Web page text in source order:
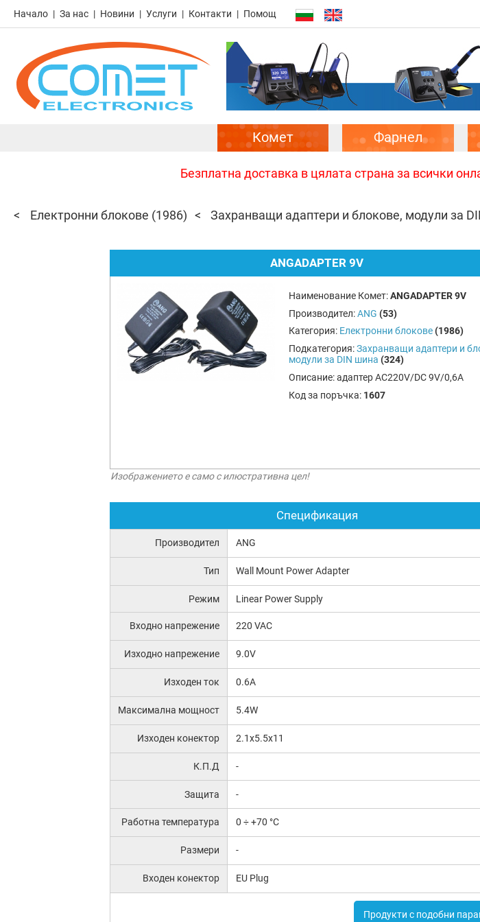
Начало За нас Новини Услуги Контакти Помощ
Комет Фарнел
Безплатна доставка в цялата страна за всички
Електронни блокове (1986) Захранващи адаптери и блокове, модули за
ANGADAPTER 9V
Наименование Комет:ANGADAPTER 9V
Производител:ANG (53)
Категория: Електронни блокове (1986)
Подкатегория:Захранващи адаптери и
модули за DIN шина (324)
Описание:адаптер AC220V/DC 9V/0,6A
Код за поръчка: 1607
Изображението е само с илюстративна цел!
Спецификация
Производител ANG
Тип Wall Mount Power Adapter
Режим Linear Power Supply
Входно напрежение 220 VAC
Изходно напрежение 9.0V
Изходен ток 0.6A
Максимална мощност 5.4W
Изходен конектор 2.1x5.5x11
К.П.Д -
Защита -
Работна температура 0 ÷ +70 °C
Размери -
Входен конектор EU Plug
Продукти с подобни